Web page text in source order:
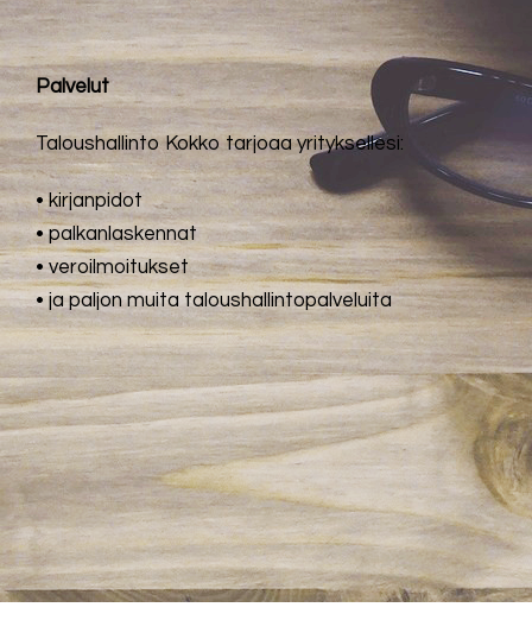
Palvelut
Taloushallinto Kokko tarjoaa yrityksellesi:
• kirjanpidot
• palkanlaskennat
• veroilmoitukset
• ja paljon muita taloushallintopalveluita